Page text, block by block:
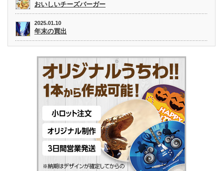
おいしいチーズバーガー
2025.01.10
年末の買出